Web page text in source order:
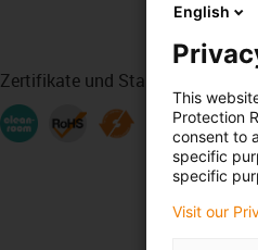
Zertifikate und Standards
English
This
Protection
consent to
specific
specific
Visit our